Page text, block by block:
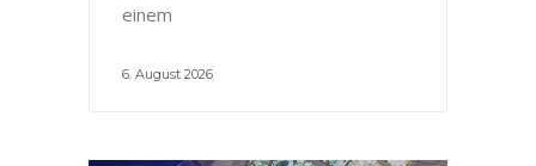
einem
6. August 2026